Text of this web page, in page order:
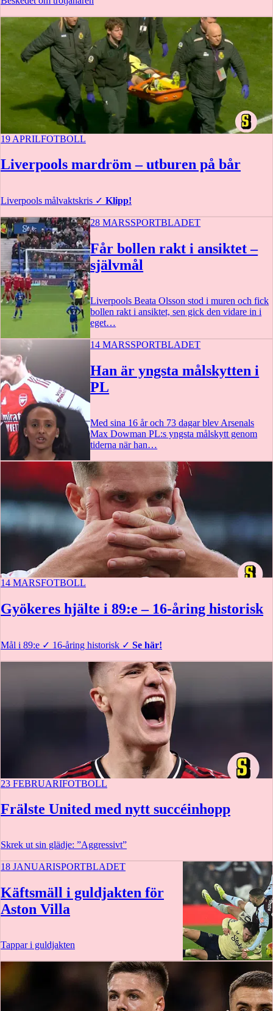
19 APRILFOTBOLL
Liverpools mardröm – utburen på bår
Liverpools målvaktskris ✓ Klipp!
28 MARSSPORTBLADET
Får bollen rakt i ansiktet –
självmål
Liverpools Beata Olsson stod i muren och fick
bollen rakt i ansiktet, sen gick den vidare in i
eget…
14 MARSSPORTBLADET
Han är yngsta målskytten i
PL
Med sina 16 år och 73 dagar blev Arsenals
Max Dowman PL:s yngsta målskytt genom
tiderna när han…
14 MARSFOTBOLL
Gyökeres hjälte i 89:e – 16-åring historisk
Mål i 89:e ✓ 16-åring historisk ✓ Se här!
23 FEBRUARIFOTBOLL
Frälste United med nytt succéinhopp
Skrek ut sin glädje: ”Aggressivt”
18 JANUARISPORTBLADET
Käftsmäll i guldjakten för
Aston Villa
Tappar i guldjakten